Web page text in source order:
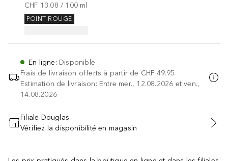
CHF 13.08 / 100 ml
POINT ROUGE
En ligne: Disponible
Frais de livraison offerts à partir de CHF 49.95
Estimation de livraison: Entre mer., 12.08.2026 et ven.,
14.08.2026
AJOUTER AU PANIER
Filiale Douglas
Vérifiez la disponibilité en magasin